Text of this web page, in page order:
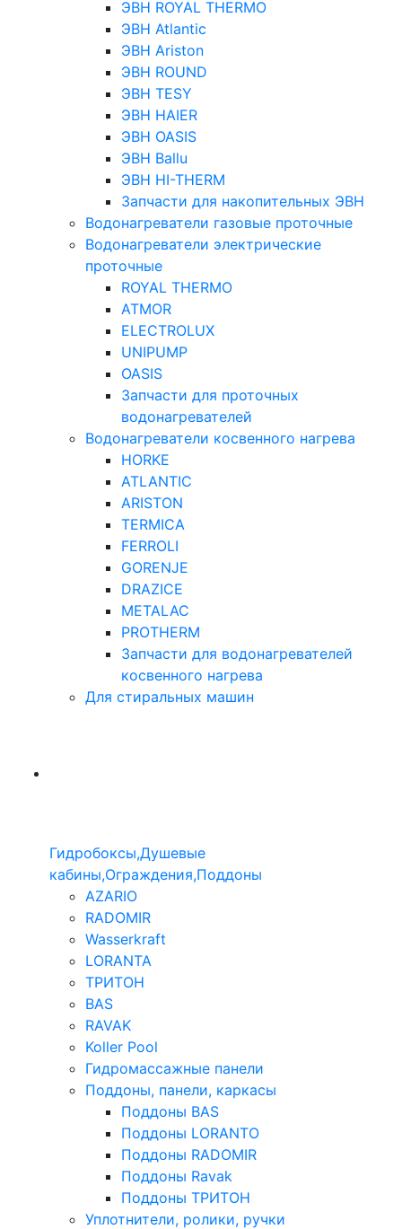
ЭВН ROYAL THERMO
ЭВН Atlantic
ЭВН Ariston
ЭВН ROUND
ЭВН TESY
ЭВН HAIER
ЭВН OASIS
ЭВН Ballu
ЭВН HI-THERM
Запчасти для накопительных ЭВН
Водонагреватели газовые проточные
Водонагреватели электрические
проточные
ROYAL THERMO
ATMOR
ELECTROLUX
UNIPUMP
OASIS
Запчасти для проточных
водонагревателей
Водонагреватели косвенного нагрева
HORKE
ATLANTIC
ARISTON
TERMICA
FERROLI
GORENJE
DRAZICE
METALAC
PROTHERM
Запчасти для водонагревателей
косвенного нагрева
Для стиральных машин
Гидробоксы,Душевые
кабины,Ограждения,Поддоны
AZARIO
RADOMIR
Wasserkraft
LORANTA
ТРИТОН
BAS
RAVAK
Koller Pool
Гидромассажные панели
Поддоны, панели, каркасы
Поддоны BAS
Поддоны LORANTO
Поддоны RADOMIR
Поддоны Ravak
Поддоны ТРИТОН
Уплотнители, ролики, ручки